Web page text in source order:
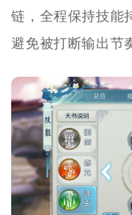
链，全程保持技能
避免被打断输出节